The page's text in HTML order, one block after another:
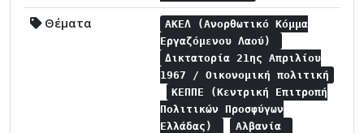
Θέματα
ΑΚΕΛ (Ανορθωτικό Κόμμα
Εργαζόμενου Λαού)
Δικτατορία 21ης Απριλίου
1967 / Οικονομική πολιτική
ΚΕΠΠΕ (Κεντρική Επιτροπή
Πολιτικών Προσφύγων
Ελλάδας)
Αλβανία